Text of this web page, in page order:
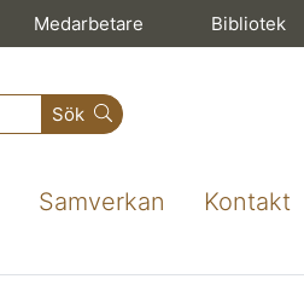
Medarbetare Bibliotek
Sök
Samverkan Kontakt